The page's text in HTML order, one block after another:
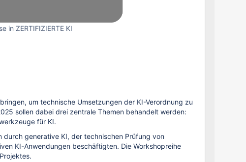
in ZERTIFIZIERTE KI
um technische Umsetzungen der KI-Verordnung zu
sollen dabei drei zentrale Themen behandelt werden:
für KI.
generative KI, der technischen Prüfung von
KI-Anwendungen beschäftigten. Die Workshopreihe